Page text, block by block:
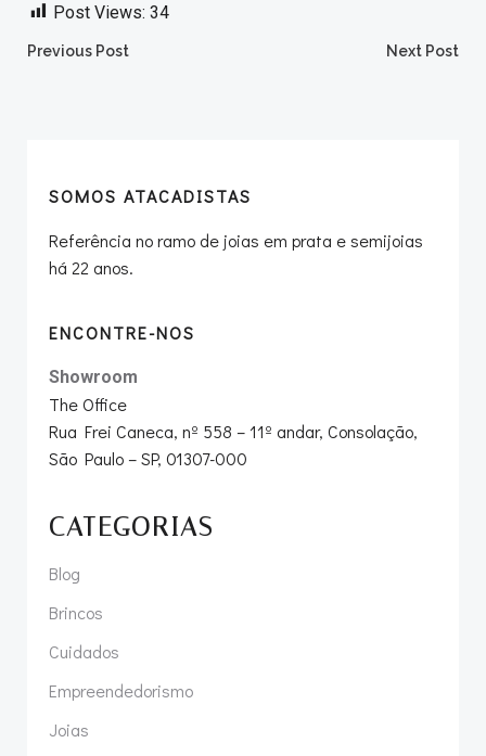
Post Views: 34
Post
Previous Post Next Post
SOMOS ATACADISTAS
Referência no ramo de joias em prata e semijoias
há 22 anos.
ENCONTRE-NOS
Showroom
The Office
Rua Frei Caneca, nº 558 – 11º andar, Consolação,
São Paulo – SP, 01307-000
CATEGORIAS
Blog
Brincos
Cuidados
Empreendedorismo
Joias